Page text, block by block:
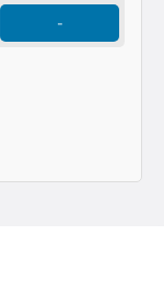
-